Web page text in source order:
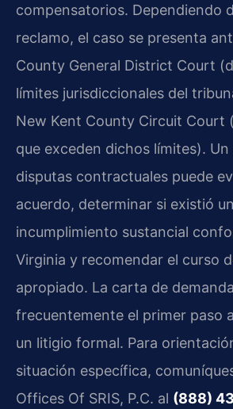
compensatorios. Dependiendo
reclamo, el caso se presenta
County General District Court
límites jurisdiccionales del
New Kent County Circuit Court
que exceden dichos límites).
disputas contractuales puede
acuerdo, determinar si existió un
incumplimiento sustancial
Virginia y recomendar el curso
apropiado. La carta de
frecuentemente el primer paso
un litigio formal. Para
situación específica,
Offices Of SRIS, P.C. al (888)